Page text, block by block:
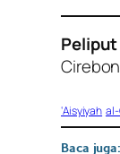
Peliput
‘Aisyiyah al-
Baca juga: